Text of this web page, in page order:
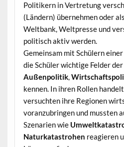
Politikern in Vertretung
(Ländern) übernehmen oder
Weltbank, Weltpresse und
politisch aktiv werden.
Gemeinsam mit Schülern
die Schüler wichtige Felder
Außenpolitik,
kennen. In ihren Rollen
versuchten ihre Regionen
voranzubringen und mussten
Szenarien wie
Naturkatastrohen reagieren